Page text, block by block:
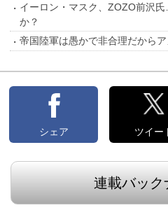
イーロン・マスク、ZOZO前沢
か？
帝国陸軍は愚かで非合理だから
シェア ツイー
連載バック